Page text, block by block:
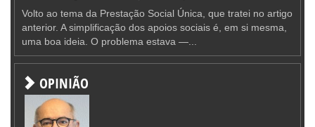
Volto ao tema da Prestação Social Única, que tratei no artigo
anterior. A simplificação dos apoios sociais é, em si mesma,
uma boa ideia. O problema estava —...
OPINIÃO